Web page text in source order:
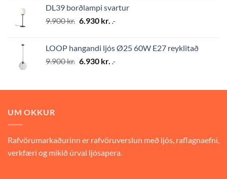
12.900 kr..9.030 kr..
DL39 borðlampi svartur
9.900kr. Original
9.900 kr..
6.930 kr. Current
6.930 kr..
.-
LOOP hangandi ljós Ø25 60W E27 reyklitað
9.900kr. Original
9.900 kr..
6.930 kr. Current
6.930 kr..
.-
UM OKKUR
Rafvörumarkaðurinn er rafvöruverslun með ljós, raflagnaefni,
verkfæri og mikið úrval ljósapera.